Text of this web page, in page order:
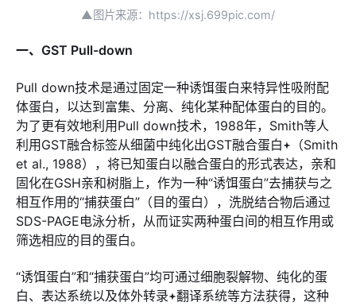
▲图片来源：https://xsj.699pic.com/
一、GST Pull-down
Pull down技术是通过固定一种诱饵蛋白来特异性吸附配
体蛋白，以达到富集、分离、纯化某种配体蛋白的目的。
为了更有效地利用Pull down技术，1988年，Smith等人
利用GST融合标签从细菌中纯化出GST融合蛋白
（Smith
et al., 1988），将已知蛋白以融合蛋白的形式表达，亲和
固化在GSH亲和树脂上，作为一种“诱饵蛋白”去捕获与之
相互作用的“捕获蛋白”（目的蛋白），洗脱结合物后通过
SDS-PAGE电泳分析，从而证实两种蛋白间的相互作用或
筛选相应的目的蛋白。
“诱饵蛋白”和“捕获蛋白”均可通过细胞裂解物、纯化的蛋
白、表达系统以及体外转录 翻译系统等方法获得，这种